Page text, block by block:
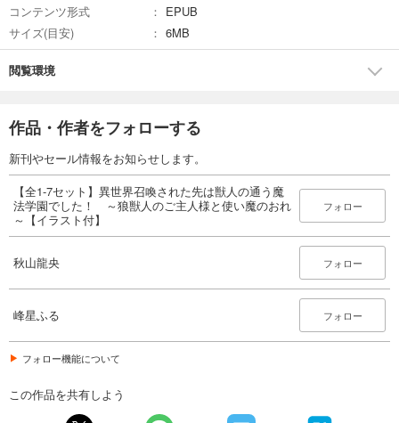
コンテンツ形式
EPUB
サイズ(目安)
6MB
閲覧環境
作品・作者をフォローする
新刊やセール情報をお知らせします。
【全1-7セット】異世界召喚された先は獣人の通う魔
法学園でした！ ～狼獣人のご主人様と使い魔のおれ
～【イラスト付】
フォロー
秋山龍央 フォロー
峰星ふる フォロー
フォロー機能について
この作品を共有しよう